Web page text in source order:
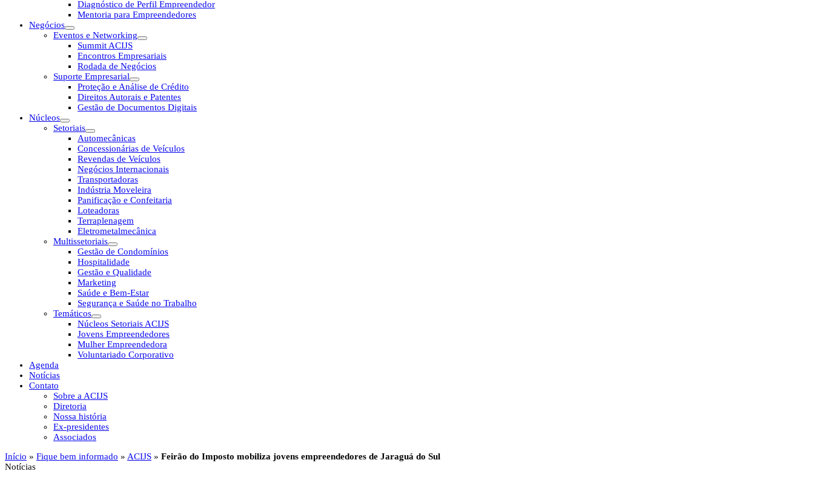
Diagnóstico de Perfil Empreendedor
Mentoria para Empreendedores
Negócios
Eventos e Networking
Summit ACIJS
Encontros Empresariais
Rodada de Negócios
Suporte Empresarial
Proteção e Análise de Crédito
Direitos Autorais e Patentes
Gestão de Documentos Digitais
Núcleos
Setoriais
Automecânicas
Concessionárias de Veículos
Revendas de Veículos
Negócios Internacionais
Transportadoras
Indústria Moveleira
Panificação e Confeitaria
Loteadoras
Terraplenagem
Eletrometalmecânica
Multissetoriais
Gestão de Condomínios
Hospitalidade
Gestão e Qualidade
Marketing
Saúde e Bem-Estar
Segurança e Saúde no Trabalho
Temáticos
Núcleos Setoriais ACIJS
Jovens Empreendedores
Mulher Empreendedora
Voluntariado Corporativo
Agenda
Notícias
Contato
Sobre a ACIJS
Diretoria
Nossa história
Ex-presidentes
Associados
Início » Fique bem informado » ACIJS » Feirão do Imposto mobiliza jovens empreendedores de Jaraguá do Sul
Notícias